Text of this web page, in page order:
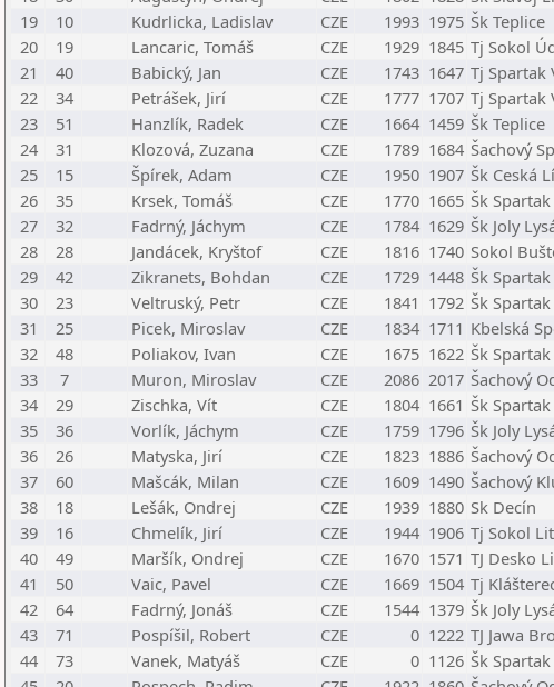
19
10 Kudrlicka, Ladislav CZE 1993 1975 Šk Teplice
20
19 Lancaric, Tomáš CZE 1929 1845 Tj Sokol
21
40 Babický, Jan CZE 1743 1647 Tj Spartak
22
34 Petrášek, Jirí CZE 1777 1707 Tj Spartak
23
51 Hanzlík, Radek CZE 1664 1459 Šk Teplice
24
31 Klozová, Zuzana CZE 1789 1684 Šachový
25
15 Špírek, Adam CZE 1950 1907 Šk Ceská
26
35 Krsek, Tomáš CZE 1770 1665 Šk
27
32 Fadrný, Jáchym CZE 1784 1629 Šk Joly
28
28 Jandácek, Kryštof CZE 1816 1740 Sokol
29
42 Zikranets, Bohdan CZE 1729 1448 Šk
30
23 Veltruský, Petr CZE 1841 1792 Šk
31
25 Picek, Miroslav CZE 1834 1711 Kbelská
32
48 Poliakov, Ivan CZE 1675 1622 Šk
33
7 Muron, Miroslav CZE 2086 2017 Šachový
34
29 Zischka, Vít CZE 1804 1661 Šk
35
36 Vorlík, Jáchym CZE 1759 1796 Šk Joly
36
26 Matyska, Jirí CZE 1823 1886 Šachový
37
60 Mašcák, Milan CZE 1609 1490 Šachový
38
18 Lešák, Ondrej CZE 1939 1880 Sk Decín
39
16 Chmelík, Jirí CZE 1944 1906 Tj Sokol
40
49 Maršík, Ondrej CZE 1670 1571 TJ Desko
41
50 Vaic, Pavel CZE 1669 1504 Tj
42
64 Fadrný, Jonáš CZE 1544 1379 Šk Joly
43
71 Pospíšil, Robert CZE 0 1222 TJ Jawa
44
73 Vanek, Matyáš CZE 0 1126 Šk